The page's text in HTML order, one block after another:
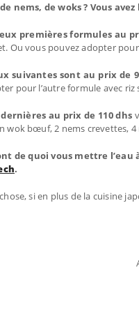
nems, de woks ? Vous
premières formules au
Ou vous pouvez adopter
suivantes sont au prix de
pour l’autre formule avec
au prix de 110 dhs
wok bœuf, 2 nems crevettes,
de quoi vous mettre
.
si en plus de la cuisine